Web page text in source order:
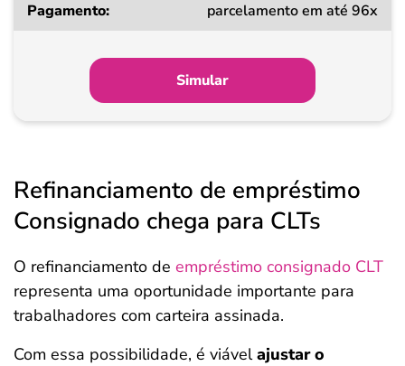
a
Pagamento
parcelamento em até 96x
Simular
Refinanciamento de empréstimo
Consignado chega para CLTs
O refinanciamento de empréstimo consignado CLT
representa uma oportunidade importante para
trabalhadores com carteira assinada.
Com essa possibilidade, é viávelajustar o